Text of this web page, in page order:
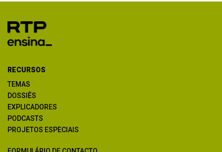
RECURSOS
TEMAS
DOSSIÊS
EXPLICADORES
PODCASTS
PROJETOS ESPECIAIS